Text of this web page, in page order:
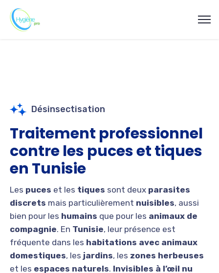
Désinsectisation
Traitement professionnel
contre les puces et tiques
en Tunisie
Les puces et les tiques sont deux parasites
discrets mais particulièrement nuisibles, aussi
bien pour les humains que pour les animaux de
compagnie. En Tunisie, leur présence est
fréquente dans les habitations avec animaux
domestiques, les jardins, les zones herbeuses
et les espaces naturels. Invisibles à l’œil nu